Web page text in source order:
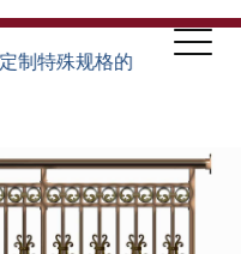
规格的护栏类型，可